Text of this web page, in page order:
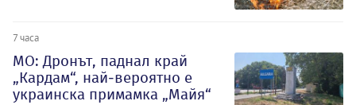
7 часа
МО: Дронът, паднал край
„Кардам“, най-вероятно е
украинска примамка „Майя“